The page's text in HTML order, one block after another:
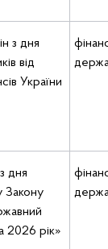
з дня
від
України
дня
Закону
2026 рік»